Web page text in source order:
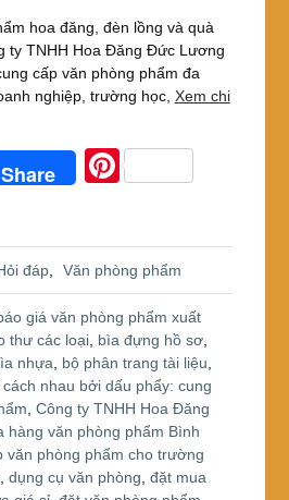
hoa đăng, đèn lồng và quà
ty TNHH Hoa Đăng Đức Lương
cấp văn phòng phẩm đa
nghiệp, trường học, Xem chi
Share
Pi
e
st
đáp Văn phòng phẩm
giá văn phòng phẩm xuất
thư các loại, bìa đựng hồ sơ,
nhựa bộ phân trang tài liệu
nhau bởi dấu phẩy: cung
Công ty TNHH Hoa Đăng
hàng văn phòng phẩm Bình
văn phòng phẩm cho trường
,dụng cụ văn phòng ,đặt mua